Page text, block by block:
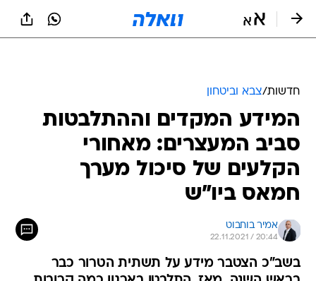
חדשות/צבא וביטחון
המידע המקדים וההתלבטות
סביב המעצרים: מאחורי
הקלעים של סיכול מערך
חמאס ביו"ש
אמיר בוחבוט
22.11.2021 / 20:44
בשב"כ הצטבר מידע על תשתית הטרור כבר